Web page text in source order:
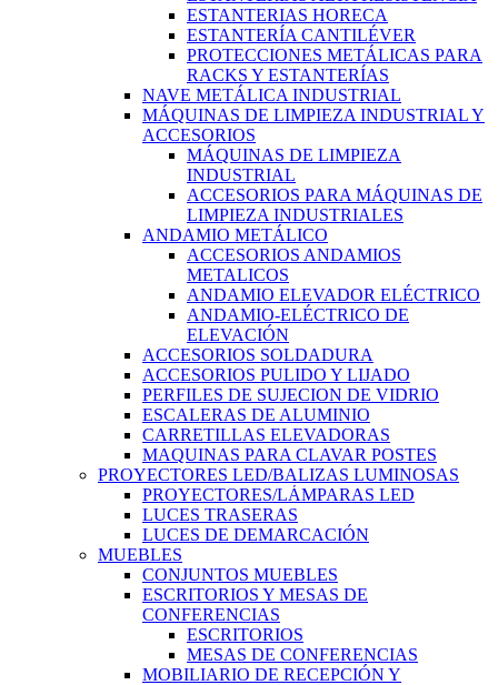
ESTANTERIAS HORECA
ESTANTERÍA CANTILÉVER
PROTECCIONES METÁLICAS PARA
RACKS Y ESTANTERÍAS
NAVE METÁLICA INDUSTRIAL
MÁQUINAS DE LIMPIEZA INDUSTRIAL Y
ACCESORIOS
MÁQUINAS DE LIMPIEZA
INDUSTRIAL
ACCESORIOS PARA MÁQUINAS DE
LIMPIEZA INDUSTRIALES
ANDAMIO METÁLICO
ACCESORIOS ANDAMIOS
METALICOS
ANDAMIO ELEVADOR ELÉCTRICO
ANDAMIO-ELÉCTRICO DE
ELEVACIÓN
ACCESORIOS SOLDADURA
ACCESORIOS PULIDO Y LIJADO
PERFILES DE SUJECION DE VIDRIO
ESCALERAS DE ALUMINIO
CARRETILLAS ELEVADORAS
MAQUINAS PARA CLAVAR POSTES
PROYECTORES LED/BALIZAS LUMINOSAS
PROYECTORES/LÁMPARAS LED
LUCES TRASERAS
LUCES DE DEMARCACIÓN
MUEBLES
CONJUNTOS MUEBLES
ESCRITORIOS Y MESAS DE
CONFERENCIAS
ESCRITORIOS
MESAS DE CONFERENCIAS
MOBILIARIO DE RECEPCIÓN Y